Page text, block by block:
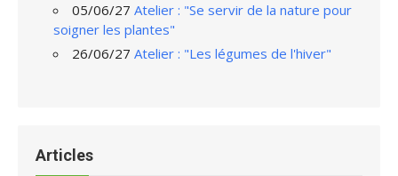
05/06/27 Atelier : "Se servir de la nature pour
soigner les plantes"
26/06/27 Atelier : "Les légumes de l'hiver"
Articles